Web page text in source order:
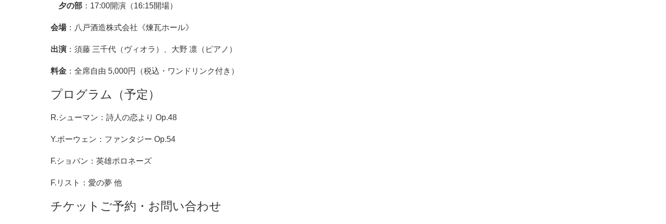
夕の部 ：17:00開演（16:15開場）
会場：八戸酒造株式会社《煉瓦ホール》
出演 ：須藤 三千代（ヴィオラ）、大野 凛（ピアノ）
料金 ：全席自由 5,000円（税込・ワンドリンク付き）
プログラム（予定）
R.シューマン：詩人の恋より Op.48
Y.ボーウェン：ファンタジー Op.54
F.ショパン：英雄ポロネーズ
F.リスト：愛の夢 他
チケットご予約・お問い合わせ